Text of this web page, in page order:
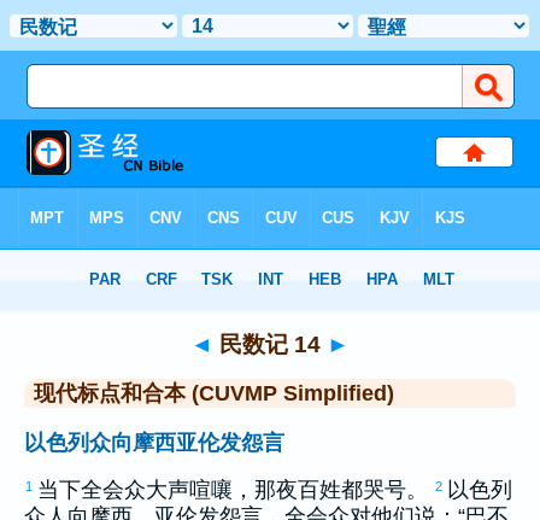
> 民数记 14
◄ 民数记 14 ►
现代标点和合本 (CUVMP Simplified)
以色列众向摩西亚伦发怨言
1 当下全会众大声喧嚷，那夜百姓都哭号。 2 以色列